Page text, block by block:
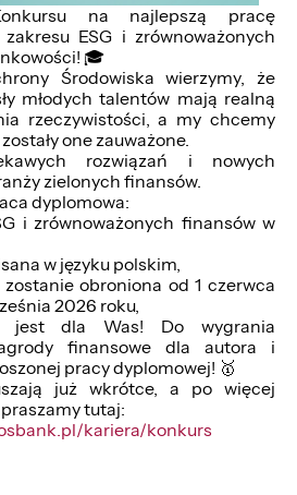
na najlepszą pracę
ESG i zrównoważonych
🎓
Środowiska wierzymy, że
młodych talentów mają realną
rzeczywistości, a my chcemy
one zauważone.
rozwiązań i nowych
zielonych finansów.
dyplomowa:
i zrównoważonych finansów w
w języku polskim,
zostanie obroniona od 1 czerwca
2026 roku,
jest dla Was! Do wygrania
finansowe dla autora i
pracy dyplomowej! 🥇
już wkrótce, a po więcej
tutaj:
kariera/konkurs